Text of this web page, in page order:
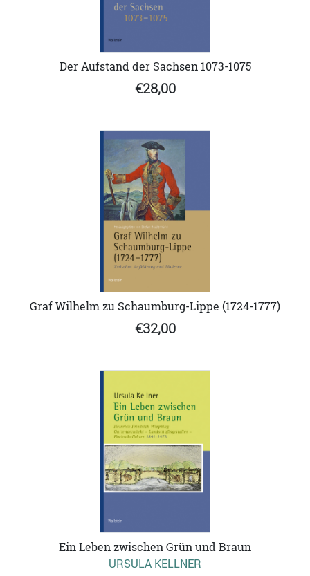
Der Aufstand der Sachsen 1073-1075
€28,00
Graf Wilhelm zu Schaumburg-Lippe (1724-1777)
€32,00
Ein Leben zwischen Grün und Braun
URSULA KELLNER